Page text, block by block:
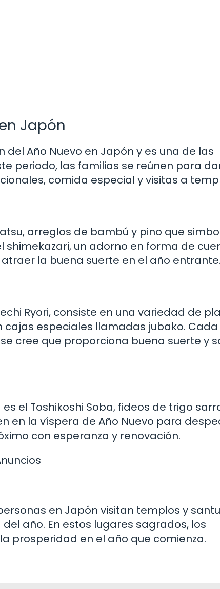
Japón
del Año Nuevo en Japón y es una de las
periodo, las familias se reúnen para
comida especial y visitas a
arreglos de bambú y pino que
un adorno en forma de
la buena suerte en el año entrante.
Ryori, consiste en una variedad de
especiales llamadas jubako. Cada
cree que proporciona buena suerte y
el Toshikoshi Soba, fideos de trigo
en la víspera de Año Nuevo para
con esperanza y renovación.
en Japón visitan templos y
año. En estos lugares sagrados, los
prosperidad en el año que comienza.